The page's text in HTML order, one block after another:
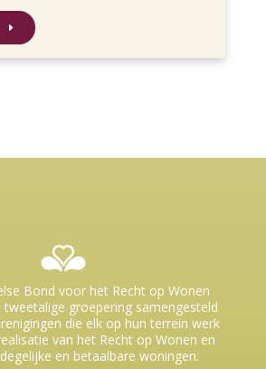
Bond voor het Recht op Wonen
tweetalige groepering samengesteld
die elk op hun terrein werk
van het Recht op Wonen en
en betaalbare woningen.